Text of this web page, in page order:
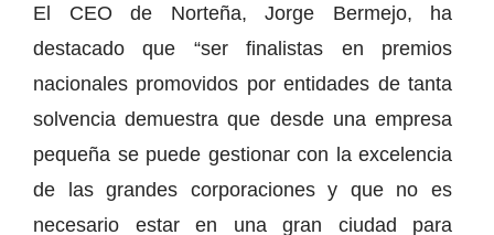
El CEO de Norteña, Jorge Bermejo, ha
destacado que “ser finalistas en premios
nacionales promovidos por entidades de tanta
solvencia demuestra que desde una empresa
pequeña se puede gestionar con la excelencia
de las grandes corporaciones y que no es
necesario estar en una gran ciudad para